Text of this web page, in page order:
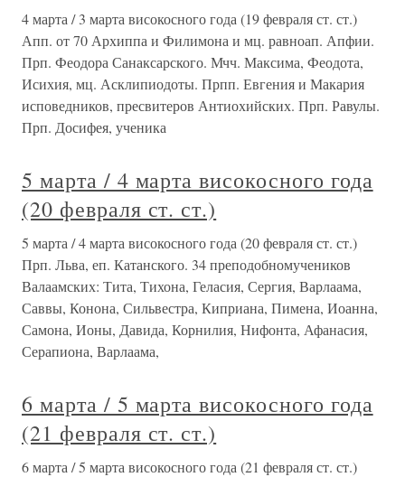
4 марта / 3 марта високосного года (19 февраля ст. ст.)
Апп. от 70 Архиппа и Филимона и мц. равноап. Апфии.
Прп. Феодора Санаксарского. Мчч. Максима, Феодота,
Исихия, мц. Асклипиодоты. Прпп. Евгения и Макария
исповедников, пресвитеров Антиохийских. Прп. Равулы.
Прп. Досифея, ученика
5 марта / 4 марта високосного года
(20 февраля ст. ст.)
5 марта / 4 марта високосного года (20 февраля ст. ст.)
Прп. Льва, еп. Катанского. 34 преподобномучеников
Валаамских: Тита, Тихона, Геласия, Сергия, Варлаама,
Саввы, Конона, Сильвестра, Киприана, Пимена, Иоанна,
Самона, Ионы, Давида, Корнилия, Нифонта, Афанасия,
Серапиона, Варлаама,
6 марта / 5 марта високосного года
(21 февраля ст. ст.)
6 марта / 5 марта високосного года (21 февраля ст. ст.)